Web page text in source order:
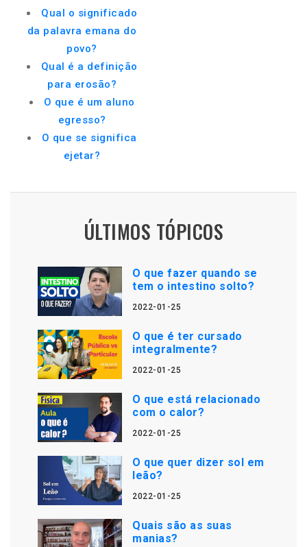
Qual o significado
da palavra emana do
povo?
Qual é a definição
para erosão?
O que é um aluno
egresso?
O que se significa
ejetar?
ÚLTIMOS TÓPICOS
O que fazer quando se
tem o intestino solto?
2022-01-25
O que é ter cursado
integralmente?
2022-01-25
O que está relacionado
com o calor?
2022-01-25
O que quer dizer sol em
leão?
2022-01-25
Quais são as suas
manias?